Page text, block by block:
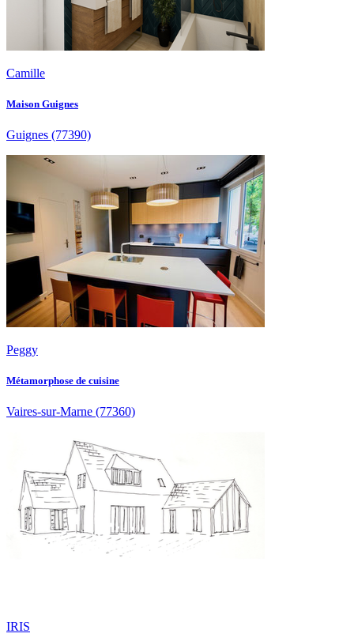
Camille
Maison Guignes
Guignes (77390)
Peggy
Métamorphose de cuisine
Vaires-sur-Marne (77360)
IRIS